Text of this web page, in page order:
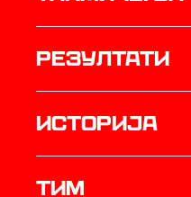
резултати
историја
ТИМ